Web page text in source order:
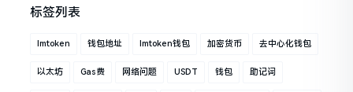
标签列表
Imtoken 钱包地址 Imtoken钱包 加密货币 去中心化钱包
以太坊 Gas费 网络问题 USDT 钱包 助记词